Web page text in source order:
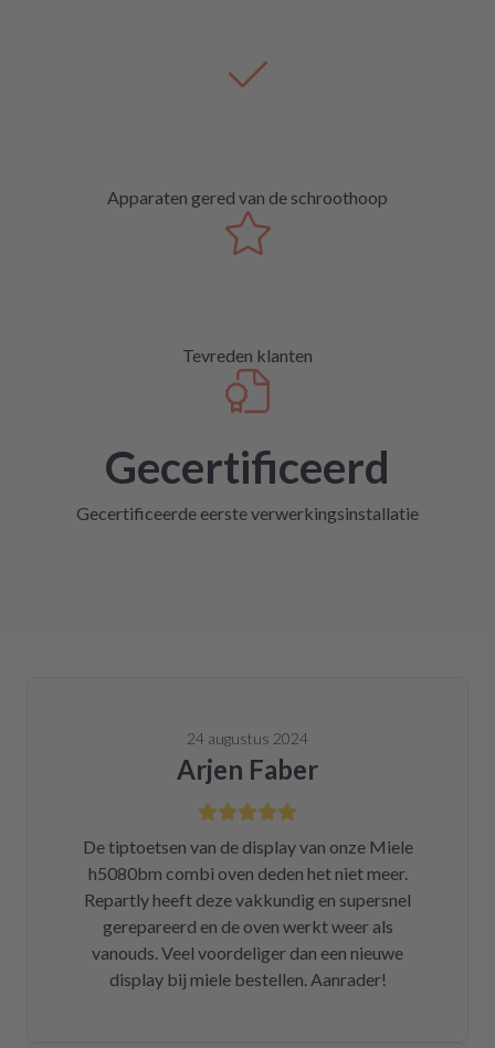
Apparaten gered van de schroothoop
Tevreden klanten
Gecertificeerd
Gecertificeerde eerste verwerkingsinstallatie
24 augustus 2024
Arjen Faber
De tiptoetsen van de display van onze Miele
h5080bm combi oven deden het niet meer.
Repartly heeft deze vakkundig en supersnel
gerepareerd en de oven werkt weer als
vanouds. Veel voordeliger dan een nieuwe
display bij miele bestellen. Aanrader!